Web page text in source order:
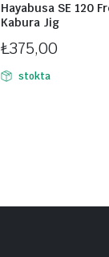
Hayabusa SE 120
Kabura Jig
₺375,00
stokta